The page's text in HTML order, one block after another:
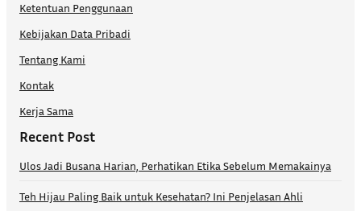
Ketentuan Penggunaan
Kebijakan Data Pribadi
Tentang Kami
Kontak
Kerja Sama
Recent Post
Ulos Jadi Busana Harian, Perhatikan Etika Sebelum Memakainya
Teh Hijau Paling Baik untuk Kesehatan? Ini Penjelasan Ahli